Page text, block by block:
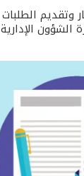
وتقديم الطلبات
الشؤون الإدارية